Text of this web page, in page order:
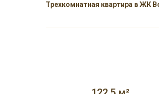
Трехкомнатная квартира в ЖК